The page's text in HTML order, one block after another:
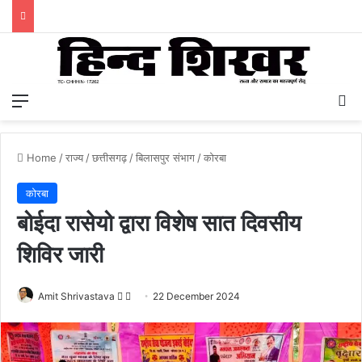
Home /राज्य/छत्तीसगढ़/बिलासपुर संभाग/कोरबा
कोरबा
बोईदा रासेयो द्वारा विशेष सात दिवसीय
शिविर जारी
Amit Shrivastava
F
l
l
n
22 December 2024